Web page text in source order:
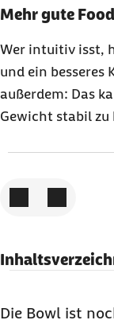
Karussell mit 3
Element 1 von 3
Mehr gute
Wer intuitiv isst,
und ein besseres
außerdem: Das
Gewicht stabil zu
Wie du von
Die Bowl ist